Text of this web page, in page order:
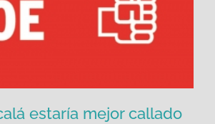
estaría mejor callado